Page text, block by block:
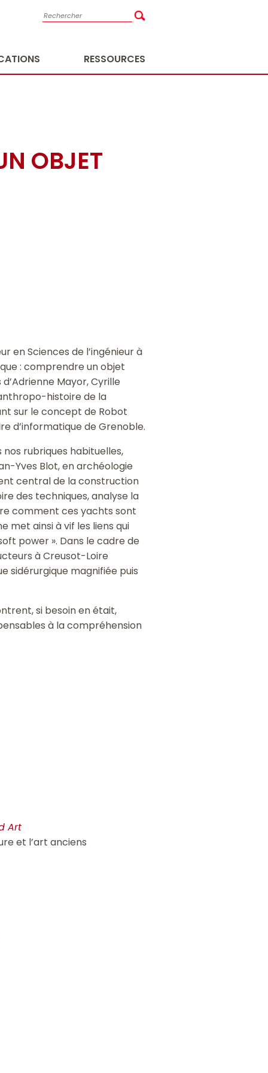
RESSOURCES
OBJET
en Sciences de l’ingénieur à
: comprendre un objet
Mayor, Cyrille
histoire de la
sur le concept de Robot
d’informatique de Grenoble.
rubriques habituelles,
Yves Blot, en archéologie
central de la construction
des techniques, analyse la
comment ces yachts sont
met ainsi à vif les liens qui
power ». Dans le cadre de
à Creusot-Loire
sidérurgique magnifiée puis
si besoin en était,
à la compréhension
Art
et l’art anciens